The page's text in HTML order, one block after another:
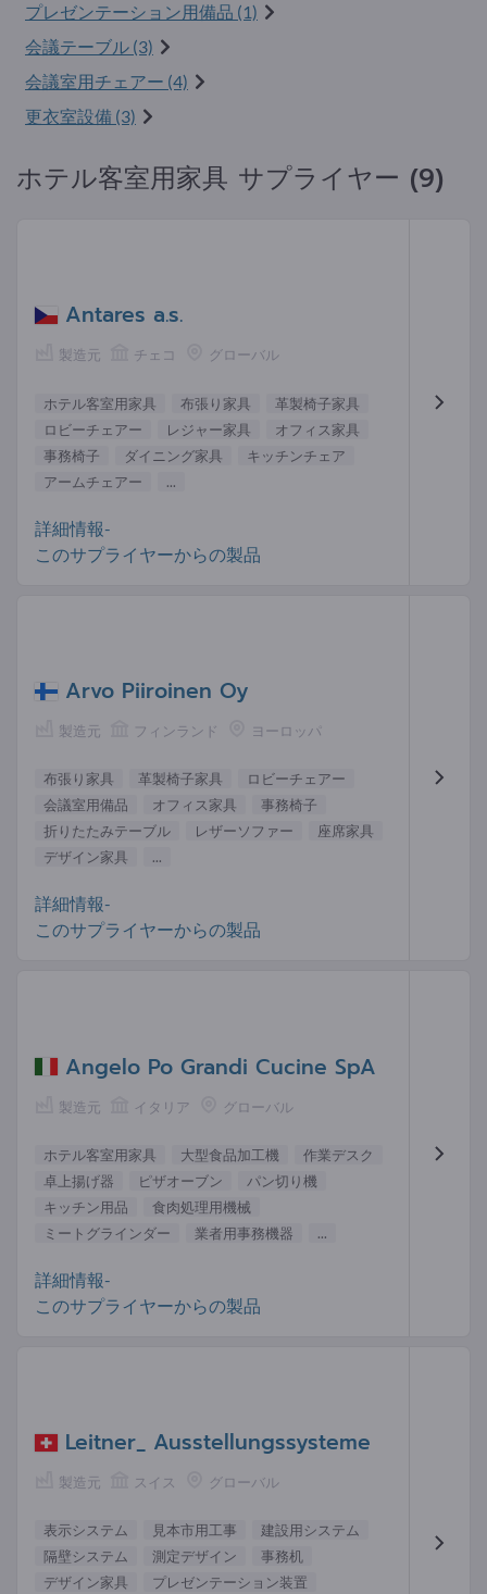
プレゼンテーション用備品 (1)
会議テーブル (3)
会議室用チェアー (4)
更衣室設備 (3)
ホテル客室用家具 サプライヤー (9)
Antares a.s.
製造元 チェコ グローバル
ホテル客室用家具 布張り家具
革製椅子家具
ロビーチェアー
レジャー家具
オフィス家具
事務椅子
ダイニング家具
キッチンチェア
アームチェアー
...
詳細情報-
このサプライヤーからの製品
Arvo Piiroinen Oy
製造元 フィンランド ヨーロッパ
布張り家具 革製椅子家具
ロビーチェアー
会議室用備品
オフィス家具
事務椅子
折りたたみテーブル
レザーソファー
座席家具
デザイン家具
...
詳細情報-
このサプライヤーからの製品
Angelo Po Grandi Cucine SpA
製造元 イタリア グローバル
ホテル客室用家具 大型食品加工機
作業デスク
卓上揚げ器
ピザオーブン
パン切り機
キッチン用品
食肉処理用機械
ミートグラインダー
業者用事務機器 ...
詳細情報-
このサプライヤーからの製品
Leitner_ Ausstellungssysteme
製造元 スイス グローバル
表示システム 見本市用工事
建設用システム
隔壁システム
測定デザイン
事務机
デザイン家具
プレゼンテーション装置